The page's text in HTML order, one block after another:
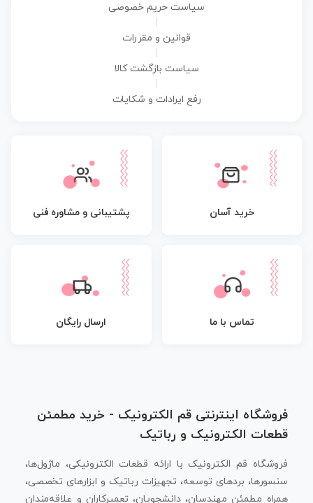
سیاست حریم خصوصی
قوانین و مقررات
سیاست بازگشت کالا
رفع ایرادات و شکایات
خرید آسان پشتیبانی و مشاوره فنی
تماس با ما ارسال رایگان
فروشگاه اینترنتی قم الکترونیک - خرید مطمئن
قطعات الکترونیک و رباتیک
فروشگاه قم الکترونیک با ارائه قطعات الکترونیکی، ماژول‌ها،
سنسورها، بردهای توسعه، تجهیزات رباتیک و ابزارهای تخصصی،
همراه مطمئن مهندسان، دانشجویان، تعمیرکاران و علاقه‌مندان